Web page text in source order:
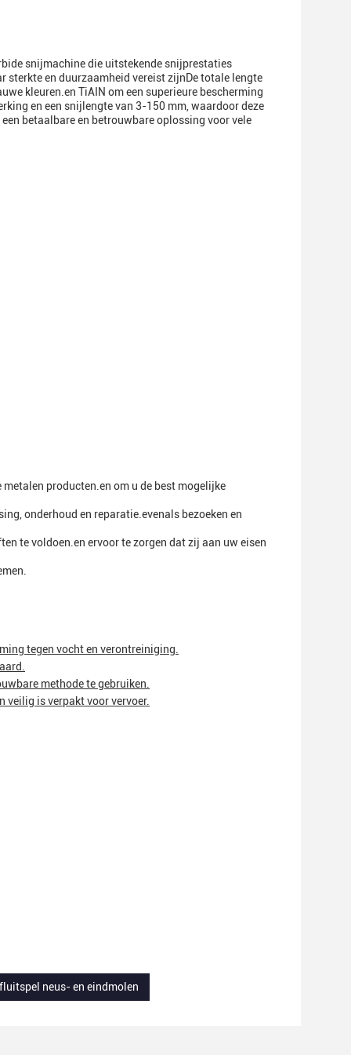
snijmachine die uitstekende snijprestaties
sterkte en duurzaamheid vereist zijnDe totale lengte
kleuren.en TiAIN om een superieure bescherming
en een snijlengte van 3-150 mm, waardoor deze
betaalbare en betrouwbare oplossing voor vele
producten.en om u de best mogelijke
onderhoud en reparatie.evenals bezoeken en
te voldoen.en ervoor te zorgen dat zij aan uw eisen
tegen vocht en verontreiniging.
methode te gebruiken.
is verpakt voor vervoer.
neus- en eindmolen